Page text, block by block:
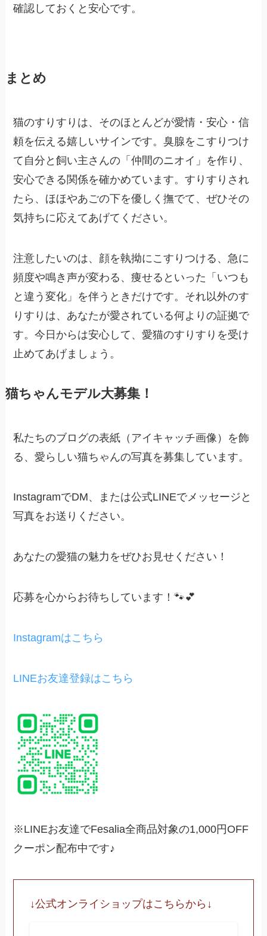
確認しておくと安心です。
まとめ
猫のすりすりは、そのほとんどが愛情・安心・信
頼を伝える嬉しいサインです。臭腺をこすりつけ
て自分と飼い主さんの「仲間のニオイ」を作り、
安心できる関係を確かめています。すりすりされ
たら、ほほやあごの下を優しく撫でて、ぜひその
気持ちに応えてあげてください。
注意したいのは、顔を執拗にこすりつける、急に
頻度や鳴き声が変わる、痩せるといった「いつも
と違う変化」を伴うときだけです。それ以外のす
りすりは、あなたが愛されている何よりの証拠で
す。今日からは安心して、愛猫のすりすりを受け
止めてあげましょう。
猫ちゃんモデル大募集！
私たちのブログの表紙（アイキャッチ画像）を飾
る、愛らしい猫ちゃんの写真を募集しています。
InstagramでDM、または公式LINEでメッセージと
写真をお送りください。
あなたの愛猫の魅力をぜひお見せください！
応募を心からお待ちしています！🐾💕
Instagramはこちら
LINEお友達登録はこちら
※LINEお友達でFesalia全商品対象の1,000円OFF
クーポン配布中です♪
↓公式オンライショップはこちらから↓